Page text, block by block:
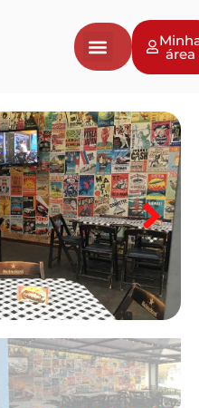
área